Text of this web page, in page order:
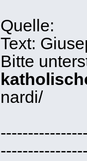
Quelle:
Text:
Bitte
nardi/